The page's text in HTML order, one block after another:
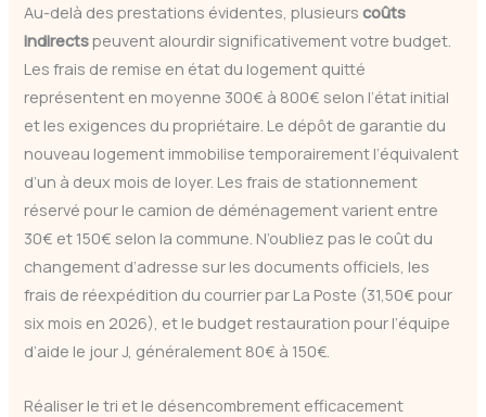
Au-delà des prestations évidentes, plusieurscoûts
indirectspeuvent alourdir significativement votre budget.
Les frais de remise en état du logement quitté
représentent en moyenne 300€ à 800€ selon l’état initial
et les exigences du propriétaire. Le dépôt de garantie du
nouveau logement immobilise temporairement l’équivalent
d’un à deux mois de loyer. Les frais de stationnement
réservé pour le camion de déménagement varient entre
30€ et 150€ selon la commune. N’oubliez pas le coût du
changement d’adresse sur les documents officiels, les
frais de réexpédition du courrier par La Poste (31,50€ pour
six mois en 2026), et le budget restauration pour l’équipe
d’aide le jour J, généralement 80€ à 150€.
Réaliser le tri et le désencombrement efficacement